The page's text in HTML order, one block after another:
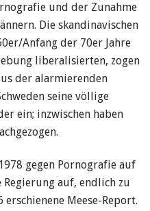
und der Zunahme
Die skandinavischen
Anfang der 70er Jahre
liberalisierten, zogen
der alarmierenden
seine völlige
ein; inzwischen haben
gegen Pornografie auf
auf, endlich zu
Meese-Report.